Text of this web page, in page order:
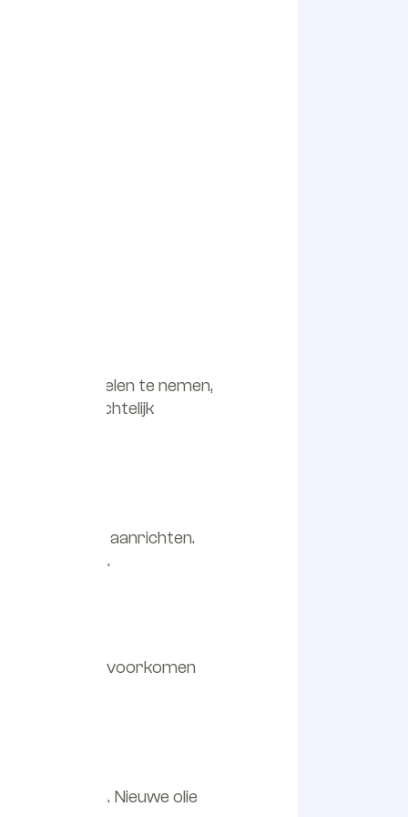
maatregelen te nemen,
een overzichtelijk
schade aanrichten.
te smeren.
toe om te voorkomen
aantasten. Nieuwe olie